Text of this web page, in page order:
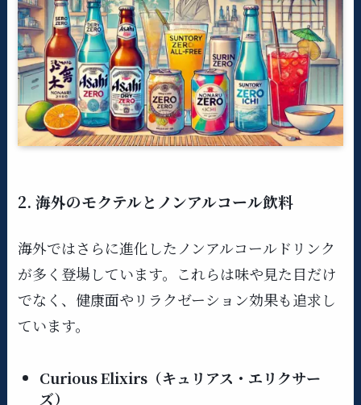
2. 海外のモクテルとノンアルコール飲料
海外ではさらに進化したノンアルコールドリンク
が多く登場しています。これらは味や見た目だけ
でなく、健康面やリラクゼーション効果も追求し
ています。
Curious Elixirs（キュリアス・エリクサー
ズ）